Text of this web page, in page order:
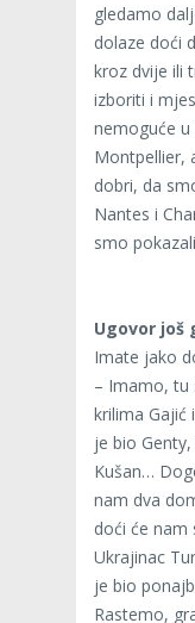
gledamo
dolaze doći
kroz dvije ili
izboriti i
nemoguće u
Montpellier,
dobri, da
Nantes i
smo
Ugovor još
Imate jako
– Imamo, tu
krilima Gajić
je bio
Kušan…
nam dva
doći će nam
Ukrajinac
je bio
Rastemo,